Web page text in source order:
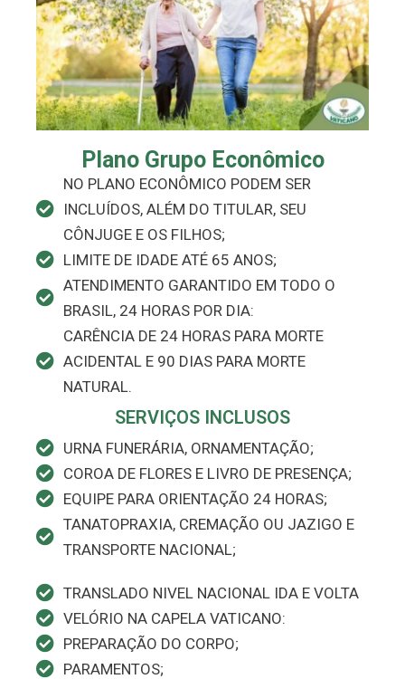
Plano Grupo Econômico
NO PLANO ECONÔMICO PODEM SER
INCLUÍDOS, ALÉM DO TITULAR, SEU
CÔNJUGE E OS FILHOS;
LIMITE DE IDADE ATÉ 65 ANOS;
ATENDIMENTO GARANTIDO EM TODO O
BRASIL, 24 HORAS POR DIA:
CARÊNCIA DE 24 HORAS PARA MORTE
ACIDENTAL E 90 DIAS PARA MORTE
NATURAL.
SERVIÇOS INCLUSOS​
URNA FUNERÁRIA, ORNAMENTAÇÃO;
COROA DE FLORES E LIVRO DE PRESENÇA;
EQUIPE PARA ORIENTAÇÃO 24 HORAS;
TANATOPRAXIA, CREMAÇÃO OU JAZIGO E
TRANSPORTE NACIONAL;
TRANSLADO NIVEL NACIONAL IDA E VOLTA
VELÓRIO NA CAPELA VATICANO:
PREPARAÇÃO DO CORPO;
PARAMENTOS;